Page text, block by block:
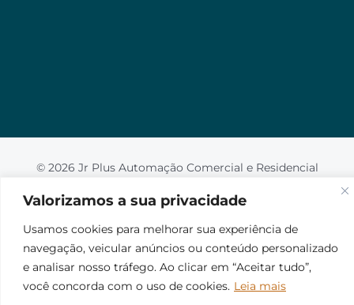
Não aceito
Aceito
© 2026 Jr Plus Automação Comercial e Residencial
CriaçãoCesarWeb
Fale Conosco